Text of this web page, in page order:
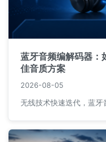
蓝牙音频编解码器：
佳音质方案
2026-08-05
无线技术快速迭代，蓝